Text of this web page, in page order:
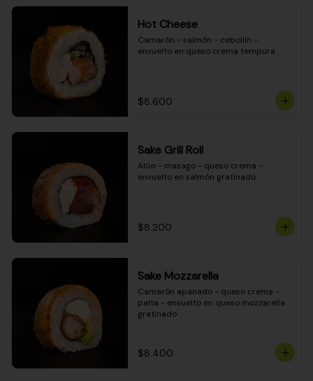
Hot Cheese
Camarón - salmón - cebollín -
envuelto en queso crema tempura
$8.600
Sake Grill Roll
Atún - masago - queso crema -
envuelto en salmón gratinado
$8.200
Sake Mozzarella
Camarón apanado - queso crema -
palta - envuelto en queso mozzarella
gratinado
$8.400